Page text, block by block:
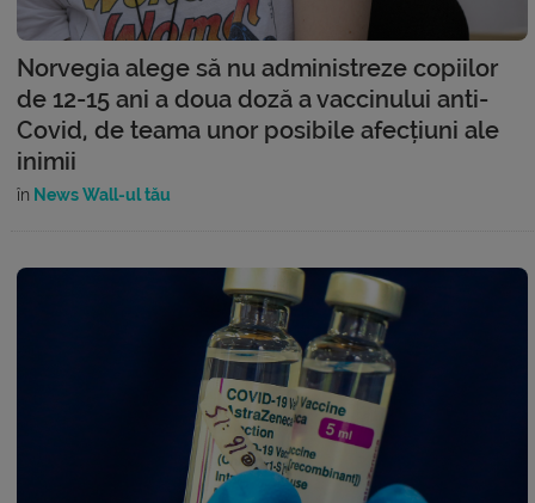
Norvegia alege să nu administreze copiilor
de 12-15 ani a doua doză a vaccinului anti-
Covid, de teama unor posibile afecțiuni ale
inimii
în News Wall-ul tău